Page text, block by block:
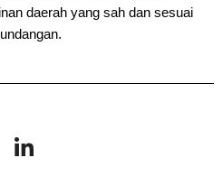
daerah yang sah dan sesuai